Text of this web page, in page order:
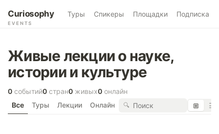
Curiosophy
EVENTS
Туры Спикеры Площадки Подписка
Живые лекции о науке,
истории и культуре
0 событий0 стран0 живых0 онлайн
Все
Туры Лекции Онлайн 🔍 ⊞ ☰